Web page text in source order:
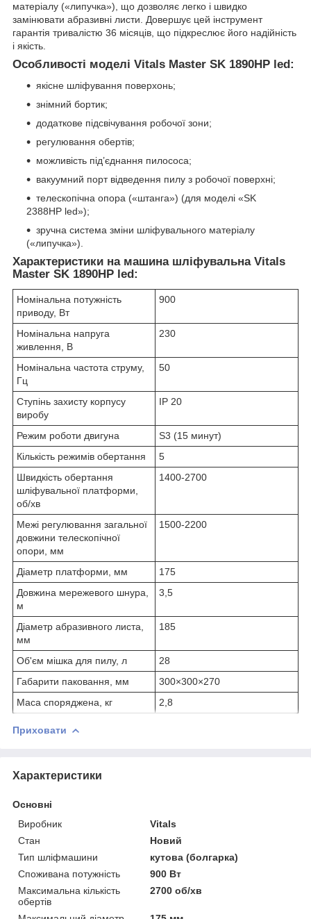
матеріалу («липучка»), що дозволяє легко і швидко
замінювати абразивні листи. Довершує цей інструмент
гарантія тривалістю 36 місяців, що підкреслює його надійність
і якість.
Особливості моделі Vitals Master SK 1890HP led:
якісне шліфування поверхонь;
знімний бортик;
додаткове підсвічування робочої зони;
регулювання обертів;
можливість під’єднання пилососа;
вакуумний порт відведення пилу з робочої поверхні;
телескопічна опора («штанга») (для моделі «SK
2388HP led»);
зручна система зміни шліфувального матеріалу
(«липучка»).
Характеристики на машина шліфувальна Vitals
Master SK 1890HP led:
Номінальна потужність
приводу, Вт
900
Номінальна напруга
живлення, В
230
Номінальна частота струму,
Гц
50
Ступінь захисту корпусу
виробу
IP 20
Режим роботи двигуна
S3 (15 минут)
Кількість режимів обертання
5
Швидкість обертання
шліфувальної платформи,
об/хв
1400-2700
Межі регулювання загальної
довжини телескопічної
опори, мм
1500-2200
Діаметр платформи, мм
175
Довжина мережевого шнура,
м
3,5
Діаметр абразивного листа,
мм
185
Об'єм мішка для пилу, л
28
Габарити паковання, мм
300×300×270
Маса споряджена, кг
2,8
Приховати
Характеристики
Основні
Виробник
Vitals
Стан
Новий
Тип шліфмашини
кутова (болгарка)
Споживана потужність
900 Вт
Максимальна кількість
обертів
2700 об/хв